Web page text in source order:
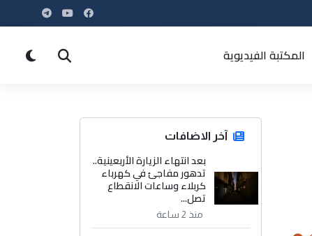
المكتبة الفيديوية
آخر الاضافات
بعد انتهاء الزيارة الأربعينية..
تدهور مفاجئ في كهرباء
كربلاء وساعات الانقطاع
تصل...
منذ 2 ساعة